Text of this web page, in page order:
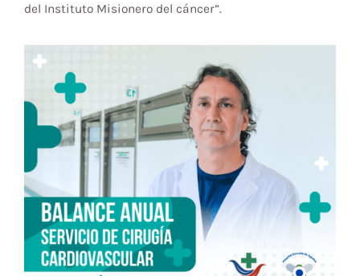
del Instituto Misionero del cáncer”.